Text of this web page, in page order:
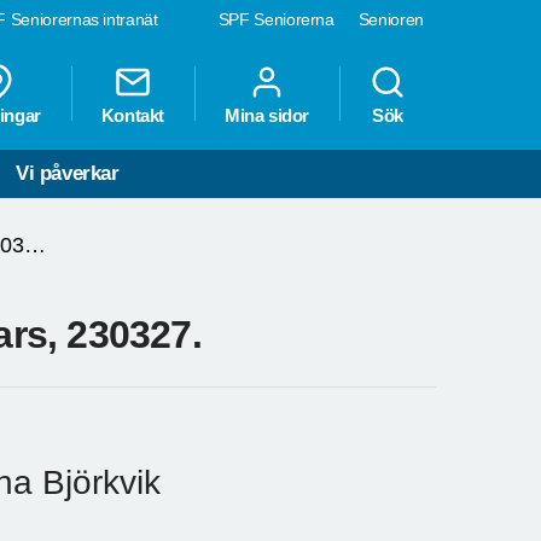
SPF Seniorerna Senioren
Seniorernas intranät
Kontakt Mina sidor Sök
Vi påverkar
Månadsmöte, med Linda och Lars, 230327.
230327.
Björkvik